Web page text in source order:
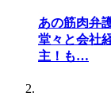
あの筋肉弁
堂々と会社
主！も…